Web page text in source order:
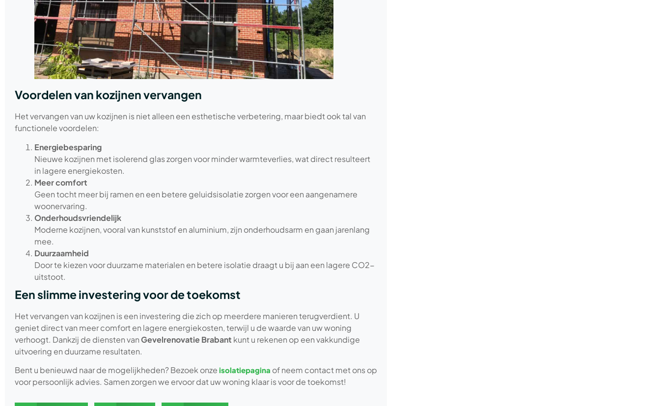
Voordelen van kozijnen vervangen
Het vervangen van uw kozijnen is niet alleen een esthetische verbetering, maar biedt ook tal van
functionele voordelen:
Energiebesparing
Nieuwe kozijnen met isolerend glas zorgen voor minder warmteverlies, wat direct resulteert
in lagere energiekosten.
Meer comfort
Geen tocht meer bij ramen en een betere geluidsisolatie zorgen voor een aangenamere
woonervaring.
Onderhoudsvriendelijk
Moderne kozijnen, vooral van kunststof en aluminium, zijn onderhoudsarm en gaan jarenlang
mee.
Duurzaamheid
Door te kiezen voor duurzame materialen en betere isolatie draagt u bij aan een lagere CO2-
uitstoot.
Een slimme investering voor de toekomst
Het vervangen van kozijnen is een investering die zich op meerdere manieren terugverdient. U
geniet direct van meer comfort en lagere energiekosten, terwijl u de waarde van uw woning
verhoogt. Dankzij de diensten vanGevelrenovatie Brabant kunt u rekenen op een vakkundige
uitvoering en duurzame resultaten.
Bent u benieuwd naar de mogelijkheden? Bezoek onze isolatiepagina of neem contact met ons op
voor persoonlijk advies. Samen zorgen we ervoor dat uw woning klaar is voor de toekomst!